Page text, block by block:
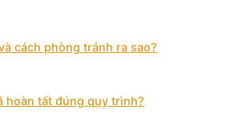
cách phòng tránh ra sao?
hoàn tất đúng quy trình?